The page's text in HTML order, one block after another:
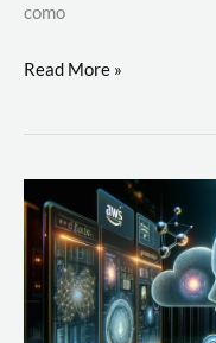
como
Desenvolvimento
um
com
AWS
Read More »